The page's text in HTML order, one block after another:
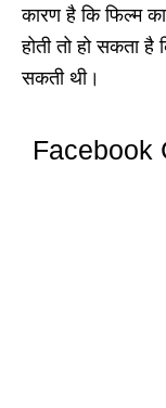
कारण है कि फिल्म
होती तो हो सकता
सकती थी।
Facebook